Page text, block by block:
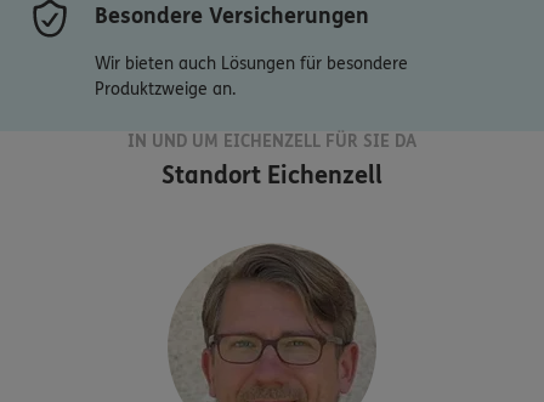
Besondere Versicherungen
Wir bieten auch Lösungen für besondere
Produktzweige an.
IN UND UM EICHENZELL FÜR SIE DA
Standort Eichenzell